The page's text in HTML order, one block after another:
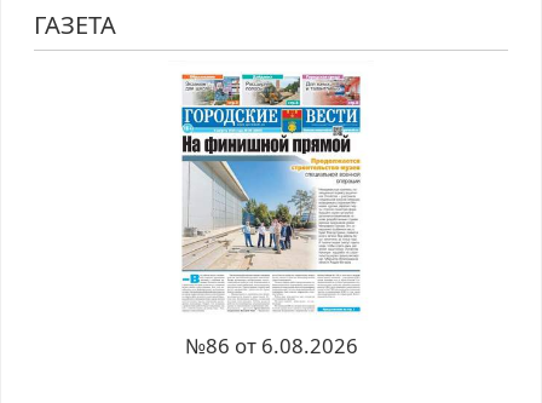
ГАЗЕТА
№86 от 6.08.2026